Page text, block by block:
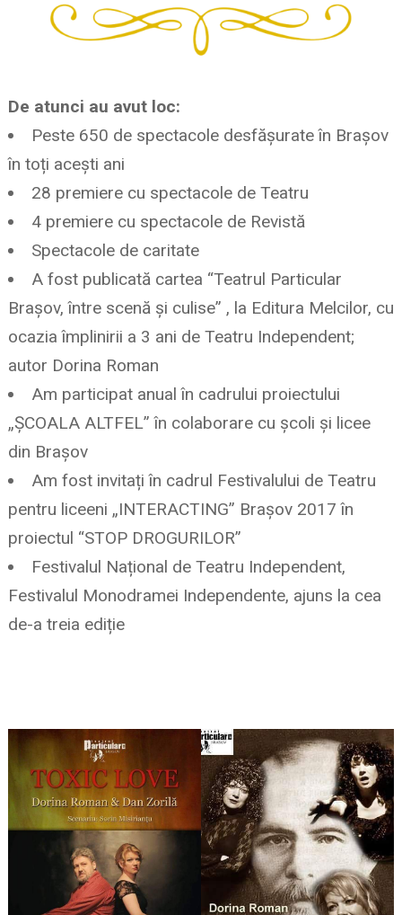
De atunci au avut loc:
Peste 650 de spectacole desfășurate în Brașov
în toți acești ani
28 premiere cu spectacole de Teatru
4 premiere cu spectacole de Revistă
Spectacole de caritate
A fost publicată cartea “Teatrul Particular
Brașov, între scenă și culise” , la Editura Melcilor, cu
ocazia împlinirii a 3 ani de Teatru Independent;
autor Dorina Roman
Am participat anual în cadrului proiectului
„ȘCOALA ALTFEL” în colaborare cu școli și licee
din Brașov
Am fost invitați în cadrul Festivalului de Teatru
pentru liceeni „INTERACTING” Brașov 2017 în
proiectul “STOP DROGURILOR”
Festivalul Național de Teatru Independent,
Festivalul Monodramei Independente, ajuns la cea
de-a treia ediție